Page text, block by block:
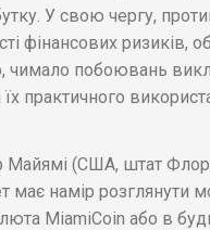
У свою чергу,
фінансових
чимало побоювань
практичного
Майямі (США, штат
має намір розглянути
MiamiCoin або в